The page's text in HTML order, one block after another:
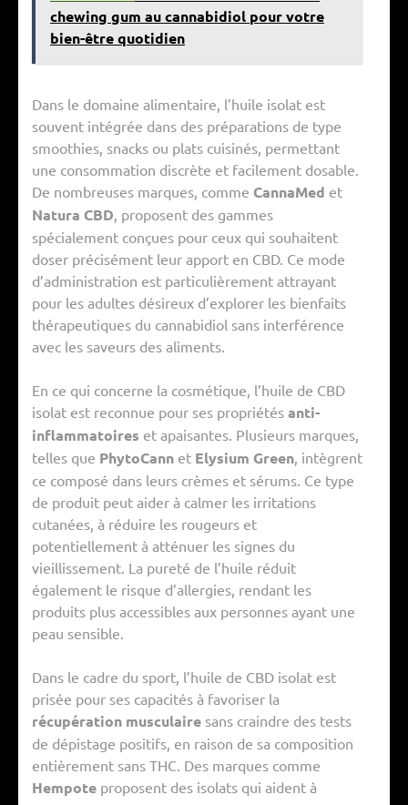
chewing gum au cannabidiol pour votre
bien-être quotidien
Dans le domaine alimentaire, l’huile isolat est
souvent intégrée dans des préparations de type
smoothies, snacks ou plats cuisinés, permettant
une consommation discrète et facilement dosable.
De nombreuses marques, comme CannaMed et
Natura CBD , proposent des gammes
spécialement conçues pour ceux qui souhaitent
doser précisément leur apport en CBD. Ce mode
d’administration est particulièrement attrayant
pour les adultes désireux d’explorer les bienfaits
thérapeutiques du cannabidiol sans interférence
avec les saveurs des aliments.
En ce qui concerne la cosmétique, l’huile de CBD
isolat est reconnue pour ses propriétés anti-
inflammatoires et apaisantes. Plusieurs marques,
telles que PhytoCann et Elysium Green , intègrent
ce composé dans leurs crèmes et sérums. Ce type
de produit peut aider à calmer les irritations
cutanées, à réduire les rougeurs et
potentiellement à atténuer les signes du
vieillissement. La pureté de l’huile réduit
également le risque d’allergies, rendant les
produits plus accessibles aux personnes ayant une
peau sensible.
Dans le cadre du sport, l’huile de CBD isolat est
prisée pour ses capacités à favoriser la
récupération musculaire sans craindre des tests
de dépistage positifs, en raison de sa composition
entièrement sans THC. Des marques comme
Hempote proposent des isolats qui aident à